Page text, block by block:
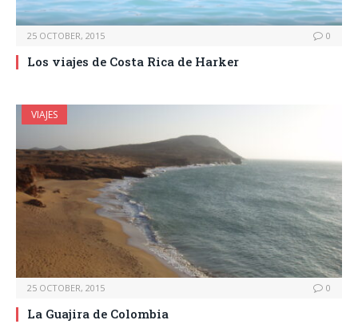
25 OCTOBER, 2015 0
Los viajes de Costa Rica de Harker
VIAJES
25 OCTOBER, 2015 0
La Guajira de Colombia